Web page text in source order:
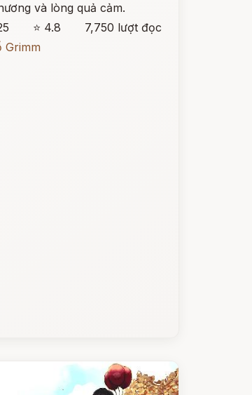
và lòng quả cảm.
⭐ 4.8
7,750 lượt đọc
Grimm